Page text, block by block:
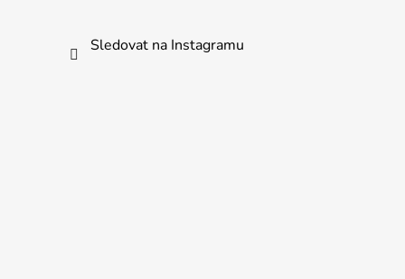
Sledovat na Instagramu